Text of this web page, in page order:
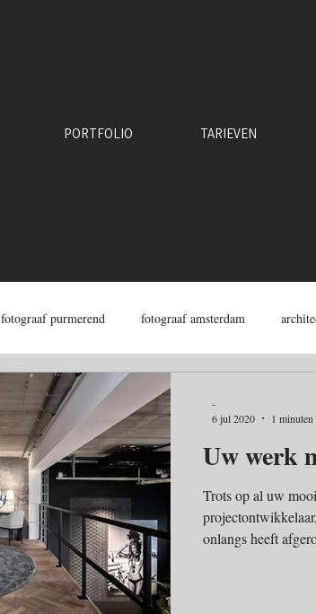
PORTFOLIO TARIEVEN
fotograaf purmerend fotograaf amsterdam
Uw werk
Trots op al uw
onlangs heeft
-
6 jul 2020
1 minuten